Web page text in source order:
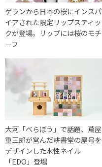
ゲランから日本の桜にインスパ
イアされた限定リップスティッ
クが登場。リップには桜のモチ
ーフ
大河「べらぼう」で話題、蔦屋
重三郎が営んだ耕書堂の屋号を
デザインした水性ネイル
「EDO」登場